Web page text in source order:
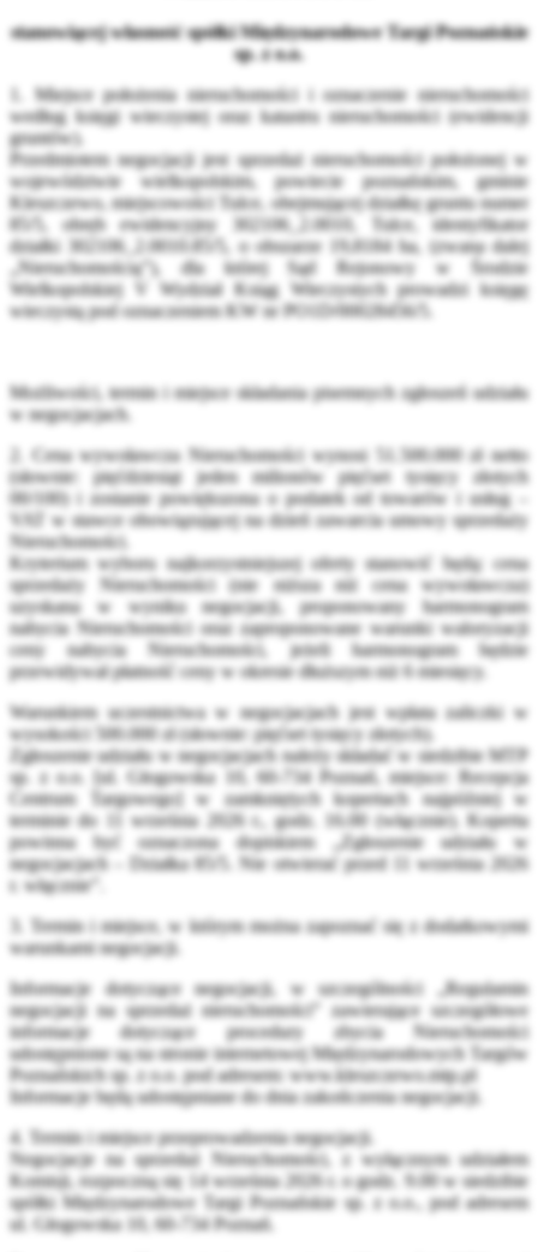
stanowiącej własność spółki Międzynarodowe Targi Poznańskie
sp. z o.o.
1. Miejsce położenia nieruchomości i oznaczenie nieruchomości
według księgi wieczystej oraz katastru nieruchomości (ewidencji
gruntów).
Przedmiotem negocjacji jest sprzedaż nieruchomości położonej w
województwie wielkopolskim, powiecie poznańskim, gminie
Kleszczewo, miejscowości Tulce, obejmującej działkę gruntu numer
85/5, obręb ewidencyjny 302106_2.0010, Tulce, identyfikator
działki 302106_2.0010.85/5, o obszarze 19,8184 ha, (zwana dalej
„Nieruchomością”), dla której Sąd Rejonowy w Środzie
Wielkopolskiej V Wydział Ksiąg Wieczystych prowadzi księgę
wieczystą pod oznaczeniem KW nr PO1D/00028456/5.
Możliwości, termin i miejsce składania pisemnych zgłoszeń udziału
w negocjacjach.
2. Cena wywoławcza Nieruchomości wynosi 51.500.000 zł netto
(słownie: pięćdziesiąt jeden milionów pięćset tysięcy złotych
00/100) i zostanie powiększona o podatek od towarów i usług –
VAT w stawce obowiązującej na dzień zawarcia umowy sprzedaży
Nieruchomości.
Kryterium wyboru najkorzystniejszej oferty stanowić będą: cena
sprzedaży Nieruchomości (nie niższa niż cena wywoławcza)
uzyskana w wyniku negocjacji, proponowany harmonogram
nabycia Nieruchomości oraz zaproponowane warunki waloryzacji
ceny nabycia Nieruchomości, jeżeli harmonogram będzie
przewidywał płatność ceny w okresie dłuższym niż 6 miesięcy.
Warunkiem uczestnictwa w negocjacjach jest wpłata zaliczki w
wysokości 500.000 zł (słownie: pięćset tysięcy złotych).
Zgłoszenie udziału w negocjacjach należy składać w siedzibie MTP
sp. z o.o. [ul. Głogowska 10, 60-734 Poznań, miejsce: Recepcja
Centrum Targowego] w zamkniętych kopertach najpóźniej w
terminie do 11 września 2026 r., godz. 16.00 (włącznie). Koperta
powinna być oznaczona dopiskiem „Zgłoszenie udziału w
negocjacjach – Działka 85/5. Nie otwierać przed 11 września 2026
r. włącznie”.
3. Termin i miejsce, w którym można zapoznać się z dodatkowymi
warunkami negocjacji.
Informacje dotyczące negocjacji, w szczególności „Regulamin
negocjacji na sprzedaż nieruchomości” zawierające szczegółowe
informacje dotyczące procedury zbycia Nieruchomości
udostępnione są na stronie internetowej Międzynarodowych Targów
Poznańskich sp. z o.o. pod adresem: www.kleszczewo.mtp.pl
Informacje będą udostępniane do dnia zakończenia negocjacji.
4. Termin i miejsce przeprowadzenia negocjacji.
Negocjacje na sprzedaż Nieruchomości, z wyłącznym udziałem
Komisji, rozpoczną się 14 września 2026 r. o godz. 9.00 w siedzibie
spółki Międzynarodowe Targi Poznańskie sp. z o.o., pod adresem
ul. Głogowska 10, 60-734 Poznań.